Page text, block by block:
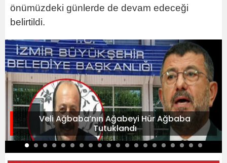
önümüzdeki günlerde de devam edeceği
belirtildi.
Veli Ağbaba’nın Ağabeyi Hür Ağbaba
Tutuklandı